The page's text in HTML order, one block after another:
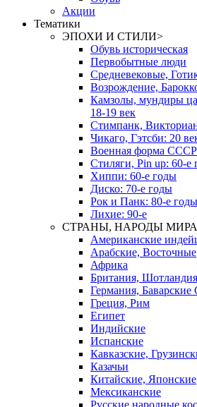
Акции
Тематики
ЭПОХИ И СТИЛИ>
Обувь историческая
Первобытные люди
Средневековые,
Возрождение,
Камзолы, мундиры
18-19 век
Стимпанк,
Чикаго, Гэтсби: 20
Военная форма
Стиляги, Pin up: 60-е
Хиппи: 60-е годы
Диско: 70-е годы
Рок и Панк: 80-е
Лихие: 90-е
СТРАНЫ, НАРОДЫ МИРА
Американские
Арабские, Восточные
Африка
Британия, Шотландия
Германия, Баварские
Греция, Рим
Египет
Индийские
Испанские
Кавказские,
Казачьи
Китайские, Японские
Мексиканские
Русские народные